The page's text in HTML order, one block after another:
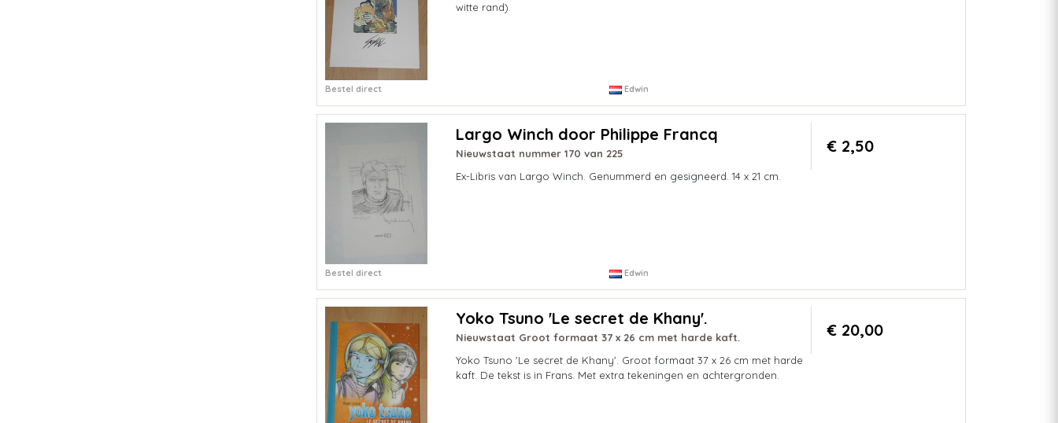
witte rand).
Bestel direct Edwin
Largo Winch door Philippe Francq
Nieuwstaat nummer 170 van 225
Ex-Libris van Largo Winch. Genummerd en gesigneerd. 14 x 21 cm.
€ 2,50
Bestel direct Edwin
Yoko Tsuno 'Le secret de Khany'.
Nieuwstaat Groot formaat 37 x 26 cm met harde kaft.
Yoko Tsuno 'Le secret de Khany'. Groot formaat 37 x 26 cm met harde
kaft. De tekst is in Frans. Met extra tekeningen en achtergronden.
€ 20,00